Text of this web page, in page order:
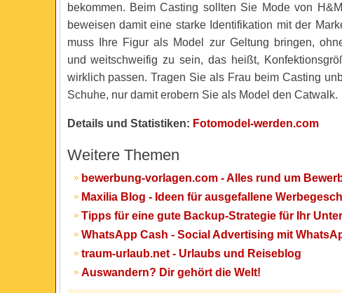
bekommen. Beim Casting sollten Sie Mode von
beweisen damit eine starke Identifikation mit der
muss Ihre Figur als Model zur Geltung bringen,
und weitschweifig zu sein, das heißt,
wirklich passen. Tragen Sie als Frau beim Casting
Schuhe, nur damit erobern Sie als Model den Catwalk.
Details und Statistiken: Fotomodel-werden.com
Weitere Themen
bewerbung-vorlagen.com - Alles rund um
Maxilia Blog - Ideen für ausgefallene
Tipps für eine gute Backup-Strategie für Ihr
WhatsApp Cash - Social Advertising mit
traum-urlaub.net - Urlaubs und Reiseblog
Auswandern? Dir gehört die Welt!